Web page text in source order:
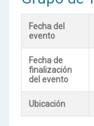
Fecha del
evento
Fecha de
finalización
del evento
Ubicación